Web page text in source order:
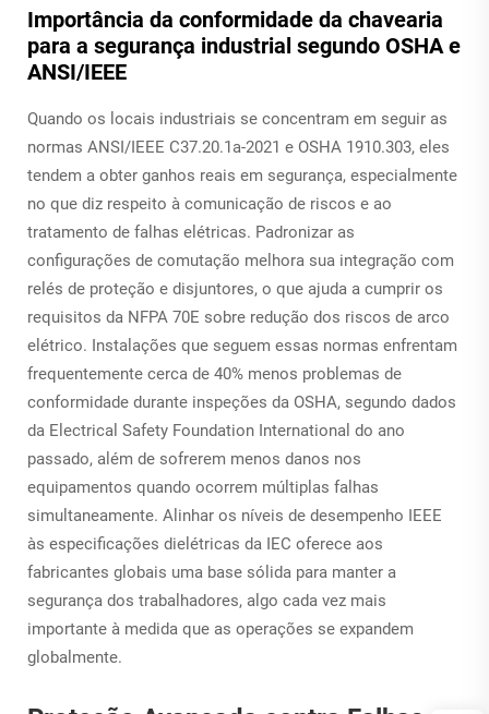
Importância da conformidade da chavearia
para a segurança industrial segundo OSHA e
ANSI/IEEE
Quando os locais industriais se concentram em seguir as
normas ANSI/IEEE C37.20.1a-2021 e OSHA 1910.303, eles
tendem a obter ganhos reais em segurança, especialmente
no que diz respeito à comunicação de riscos e ao
tratamento de falhas elétricas. Padronizar as
configurações de comutação melhora sua integração com
relés de proteção e disjuntores, o que ajuda a cumprir os
requisitos da NFPA 70E sobre redução dos riscos de arco
elétrico. Instalações que seguem essas normas enfrentam
frequentemente cerca de 40% menos problemas de
conformidade durante inspeções da OSHA, segundo dados
da Electrical Safety Foundation International do ano
passado, além de sofrerem menos danos nos
equipamentos quando ocorrem múltiplas falhas
simultaneamente. Alinhar os níveis de desempenho IEEE
às especificações dielétricas da IEC oferece aos
fabricantes globais uma base sólida para manter a
segurança dos trabalhadores, algo cada vez mais
importante à medida que as operações se expandem
globalmente.